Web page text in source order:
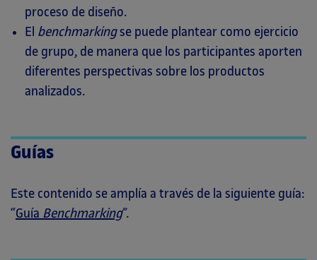
proceso de diseño.
El benchmarkingse puede plantear como ejercicio
de grupo, de manera que los participantes aporten
diferentes perspectivas sobre los productos
analizados.
Guías
Este contenido se amplía a través de la siguiente guía:
“Guía Benchmarking”.